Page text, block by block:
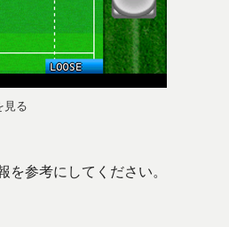
見る
参考にしてください。